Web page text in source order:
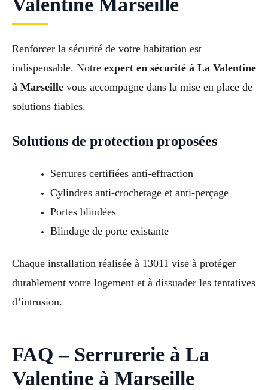
Renforcer la sécurité de votre habitation est
indispensable. Notre expert en sécurité à La Valentine
à Marseille vous accompagne dans la mise en place de
solutions fiables.
Solutions de protection proposées
Serrures certifiées anti-effraction
Cylindres anti-crochetage et anti-perçage
Portes blindées
Blindage de porte existante
Chaque installation réalisée à 13011 vise à protéger
durablement votre logement et à dissuader les tentatives
d’intrusion.
FAQ – Serrurerie à La
Valentine à Marseille